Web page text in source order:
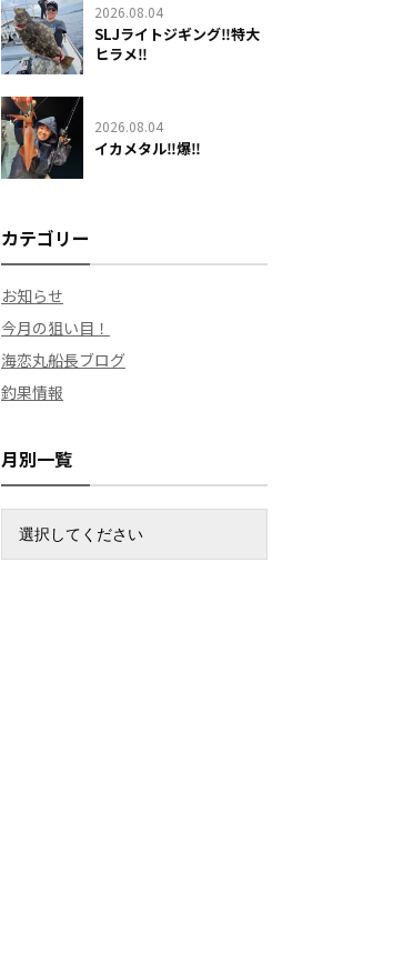
2026.08.04
SLJライトジギング‼️特大
ヒラメ‼️
2026.08.04
イカメタル‼️爆‼️
カテゴリー
お知らせ
今月の狙い目！
海恋丸船長ブログ
釣果情報
月別一覧